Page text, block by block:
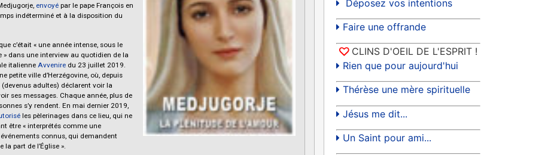
envoyépar le pape François en
indéterminé et à la disposition du
c’était « une année intense, sous le
» dans une interview au quotidien de la
italienne Avveniredu 23 juillet 2019.
petite ville d’Herzégovine, où, depuis
adultes) déclarent voir la
ses messages. Chaque année, plus de
s’y rendent. En mai dernier 2019,
les pèlerinages dans ce lieu, qui ne
être « interprétés comme une
connus, qui demandent
la part de l’Église ».
Déposez vos intentions
Faire une offrande
CLINS D'OEIL DE L'ESPRIT !
Rien que pour aujourd'hui
Thérèse une mère spirituelle
Jésus me dit...
Un Saint pour ami...